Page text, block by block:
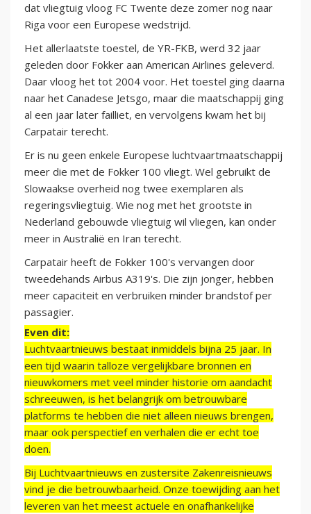
dat vliegtuig vloog FC Twente deze zomer nog naar
Riga voor een Europese wedstrijd.
Het allerlaatste toestel, de YR-FKB, werd 32 jaar
geleden door Fokker aan American Airlines geleverd.
Daar vloog het tot 2004 voor. Het toestel ging daarna
naar het Canadese Jetsgo, maar die maatschappij ging
al een jaar later failliet, en vervolgens kwam het bij
Carpatair terecht.
Er is nu geen enkele Europese luchtvaartmaatschappij
meer die met de Fokker 100 vliegt. Wel gebruikt de
Slowaakse overheid nog twee exemplaren als
regeringsvliegtuig. Wie nog met het grootste in
Nederland gebouwde vliegtuig wil vliegen, kan onder
meer in Australië en Iran terecht.
Carpatair heeft de Fokker 100's vervangen door
tweedehands Airbus A319's. Die zijn jonger, hebben
meer capaciteit en verbruiken minder brandstof per
passagier.
Even dit:
Luchtvaartnieuws bestaat inmiddels bijna 25 jaar. In
een tijd waarin talloze vergelijkbare bronnen en
nieuwkomers met veel minder historie om aandacht
schreeuwen, is het belangrijk om betrouwbare
platforms te hebben die niet alleen nieuws brengen,
maar ook perspectief en verhalen die er echt toe
doen.
Bij Luchtvaartnieuws en zustersite Zakenreisnieuws
vind je die betrouwbaarheid. Onze toewijding aan het
leveren van het meest actuele en onafhankelijke